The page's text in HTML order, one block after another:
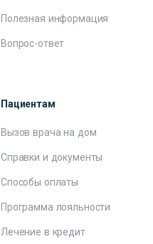
Полезная информация
Вопрос-ответ
Пациентам
Вызов врача на дом
Справки и документы
Способы оплаты
Программа лояльности
Лечение в кредит